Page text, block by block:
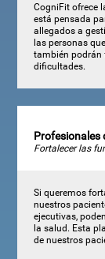
CogniFit ofrece
está pensada
allegados a
las personas
también podrán
dificultades.
Profesionales
Fortalecer las
Si queremos
nuestros
ejecutivas,
la salud. Esta
de nuestros